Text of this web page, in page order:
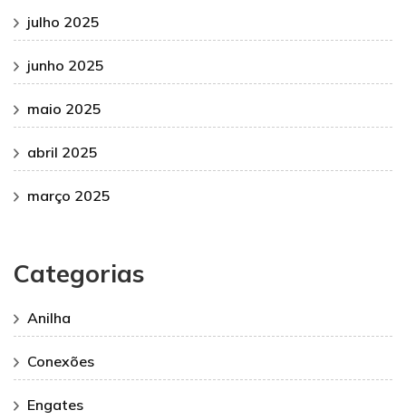
julho 2025
junho 2025
maio 2025
abril 2025
março 2025
Categorias
Anilha
Conexões
Engates